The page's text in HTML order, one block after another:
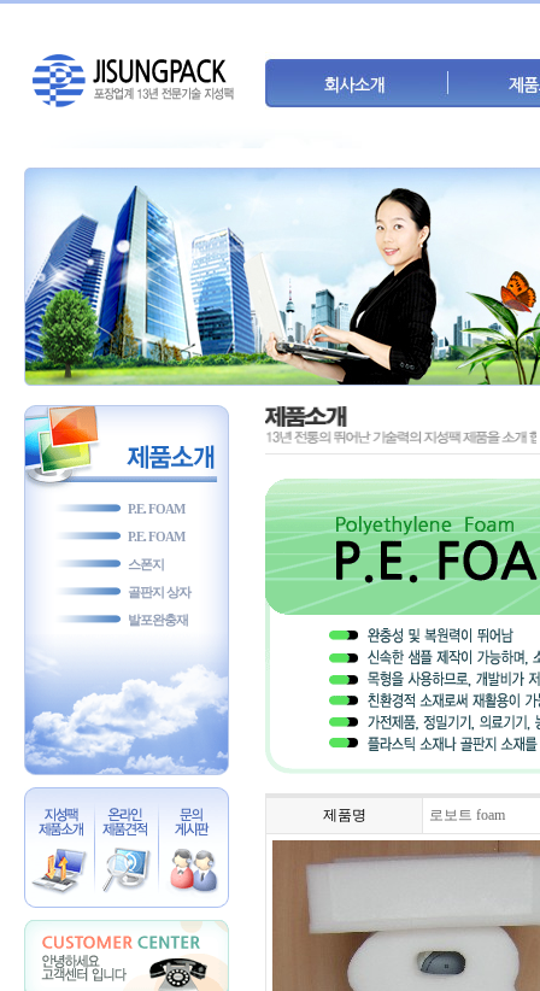
P.E. FOAM
P.E. FOAM
스폰지
골판지 상자
발포완충재
제품명 로보트 foam